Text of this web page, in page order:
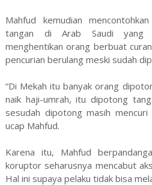
Mahfud kemudian
tangan di Arab Saudi yang
menghentikan orang berbuat
pencurian berulang meski sudah
“Di Mekah itu banyak orang
naik haji-umrah, itu dipotong
sesudah dipotong masih
ucap Mahfud.
Karena itu, Mahfud
koruptor seharusnya mencabut
Hal ini supaya pelaku tidak bisa